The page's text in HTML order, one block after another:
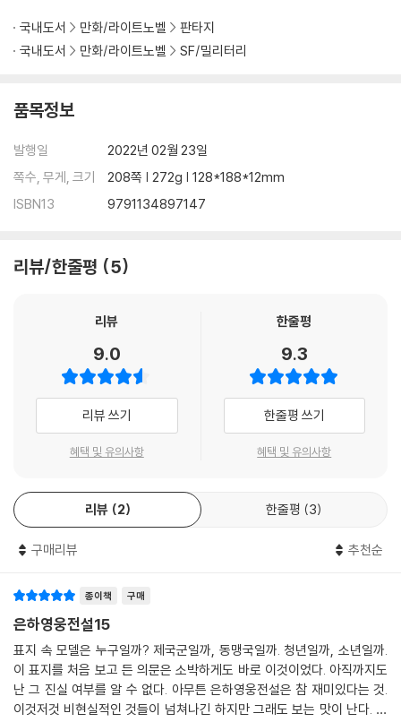
국내도서 만화/라이트노벨
판타지
국내도서
만화/라이트노벨 SF/밀리터리
품목정보
발행일
2022년 02월 23일
쪽수, 무게, 크기
208쪽 | 272g | 128*188*12mm
ISBN13
9791134897147
리뷰/한줄평 5
리뷰
9.0
리뷰 쓰기
혜택 및 유의사항
한줄평
9.3
한줄평 쓰기
혜택 및 유의사항
리뷰 2 한줄평 3
구매리뷰 추천순
종이책 구매
은하영웅전설15
표지 속 모델은 누구일까? 제국군일까, 동맹국일까. 청년일까, 소년일까.
이 표지를 처음 보고 든 의문은 소박하게도 바로 이것이었다. 아직까지도
난 그 진실 여부를 알 수 없다. 아무튼 은하영웅전설은 참 재미있다는 것.
이것저것 비현실적인 것들이 넘쳐나긴 하지만 그래도 보는 맛이 난다. 어